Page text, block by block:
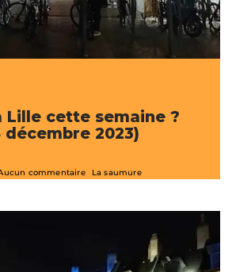
Lille cette semaine ?
décembre 2023)
commentaire La saumure